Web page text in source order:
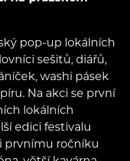
pop-up lokálních
sešitů, diářů,
washi pásek
Na akci se první
lokálních
edici festivalu
prvnímu ročníku